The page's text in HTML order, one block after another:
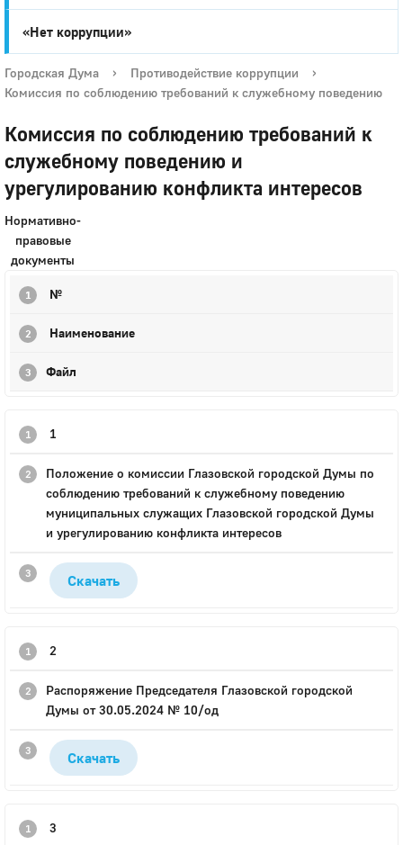
«Нет коррупции»
Городская Дума › Противодействие коррупции
›
Комиссия по соблюдению требований к служебному поведению
Комиссия по соблюдению требований к
служебному поведению и
урегулированию конфликта интересов
Нормативно-
правовые
документы
№
Наименование
Файл
1
Положение о комиссии Глазовской городской Думы по
соблюдению требований к служебному поведению
муниципальных служащих Глазовской городской Думы
и урегулированию конфликта интересов
Скачать
2
Распоряжение Председателя Глазовской городской
Думы от 30.05.2024 № 10/од
Скачать
3